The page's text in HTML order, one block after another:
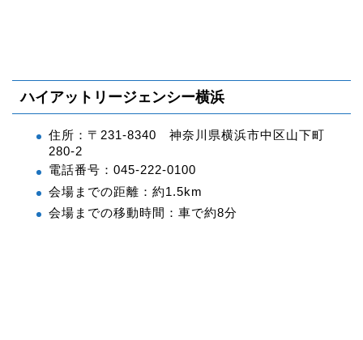
ハイアットリージェンシー横浜
住所：〒231-8340 神奈川県横浜市中区山下町
280-2
電話番号：045-222-0100
会場までの距離：約1.5km
会場までの移動時間：車で約8分